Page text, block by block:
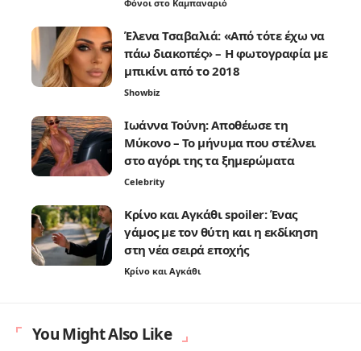
Φόνοι στο Καμπαναριό
Έλενα Τσαβαλιά: «Από τότε έχω να
πάω διακοπές» – Η φωτογραφία με
μπικίνι από το 2018
Showbiz
Ιωάννα Τούνη: Αποθέωσε τη
Μύκονο – Το μήνυμα που στέλνει
στο αγόρι της τα ξημερώματα
Celebrity
Κρίνο και Αγκάθι spoiler: Ένας
γάμος με τον θύτη και η εκδίκηση
στη νέα σειρά εποχής
Κρίνο και Αγκάθι
You Might Also Like